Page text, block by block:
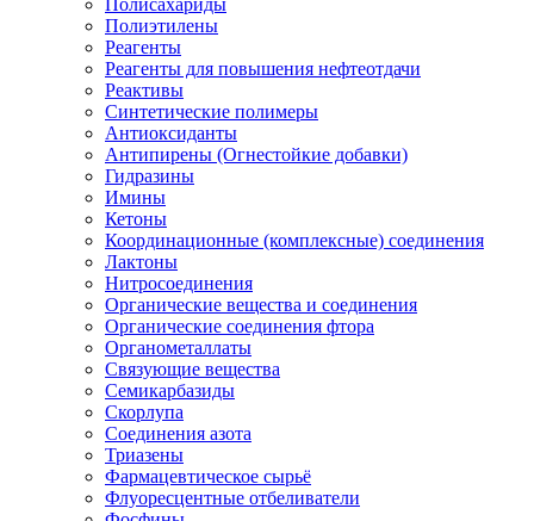
Полисахариды
Полиэтилены
Реагенты
Реагенты для повышения нефтеотдачи
Реактивы
Синтетические полимеры
Антиоксиданты
Антипирены (Огнестойкие добавки)
Гидразины
Имины
Кетоны
Координационные (комплексные) соединения
Лактоны
Нитросоединения
Органические вещества и соединения
Органические соединения фтора
Органометаллаты
Связующие вещества
Семикарбазиды
Скорлупа
Соединения азота
Триазены
Фармацевтическое сырьё
Флуоресцентные отбеливатели